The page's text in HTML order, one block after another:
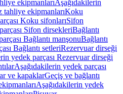
ekipmanlarıAşağıdakilerin
tahliye ekipmanlarıKoku
Koku sifonlarıSifon
Sifon dirsekleriBağlantı
Bağlantı manşonuBağlantı
Bağlantı setleriRezervuar dirseği
yedek parçası Rezervuar dirseği
Aşağıdakilerin yedek parçası
ve kapaklarGeçiş ve bağlantı
Aşağıdakilerin yedek